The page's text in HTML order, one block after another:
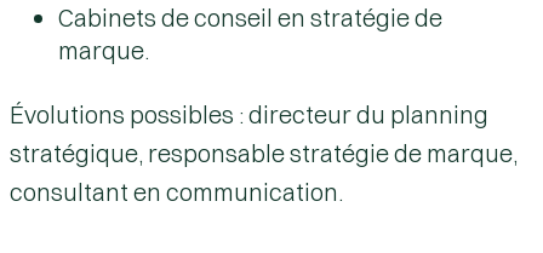
Cabinets de conseil en stratégie de
marque.
Évolutions possibles : directeur du planning
stratégique, responsable stratégie de marque,
consultant en communication.